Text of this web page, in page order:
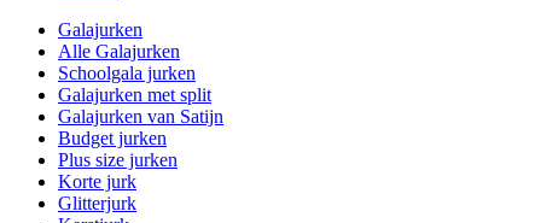
Galajurken
Alle Galajurken
Schoolgala jurken
Galajurken met split
Galajurken van Satijn
Budget jurken
Plus size jurken
Korte jurk
Glitterjurk